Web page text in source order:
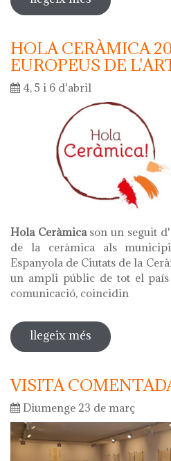
2025
HOLA CERÀMICA
EUROPEUS DE
4, 5 i 6 d'abril
Hola Ceràmica son un seguit
de la ceràmica als
Espanyola de Ciutats de la
un ampli públic de tot el
comunicació, coincidin
llegeix més sobre hola
europeus de
VISITA
Diumenge 23 de març